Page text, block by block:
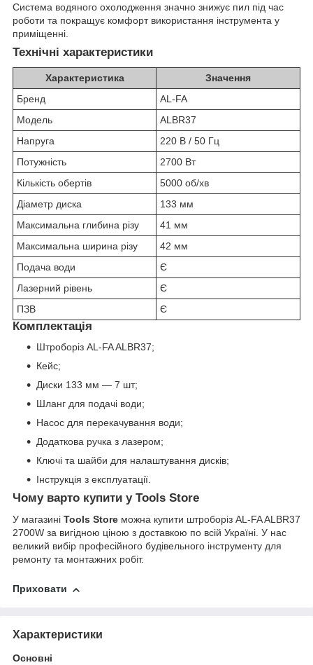
Система водяного охолодження значно знижує пил під час
роботи та покращує комфорт використання інструмента у
приміщенні.
Технічні характеристики
Характеристика
Значення
Бренд
AL-FA
Модель
ALBR37
Напруга
220 В / 50 Гц
Потужність
2700 Вт
Кількість обертів
5000 об/хв
Діаметр диска
133 мм
Максимальна глибина різу
41 мм
Максимальна ширина різу
42 мм
Подача води
Є
Лазерний рівень
Є
ПЗВ
Є
Комплектація
Штроборіз AL-FA ALBR37;
Кейс;
Диски 133 мм — 7 шт;
Шланг для подачі води;
Насос для перекачування води;
Додаткова ручка з лазером;
Ключі та шайби для налаштування дисків;
Інструкція з експлуатації.
Чому варто купити у Tools Store
У магазині Tools Store можна купити штроборіз AL-FA ALBR37
2700W за вигідною ціною з доставкою по всій Україні. У нас
великий вибір професійного будівельного інструменту для
ремонту та монтажних робіт.
Приховати
Характеристики
Основні